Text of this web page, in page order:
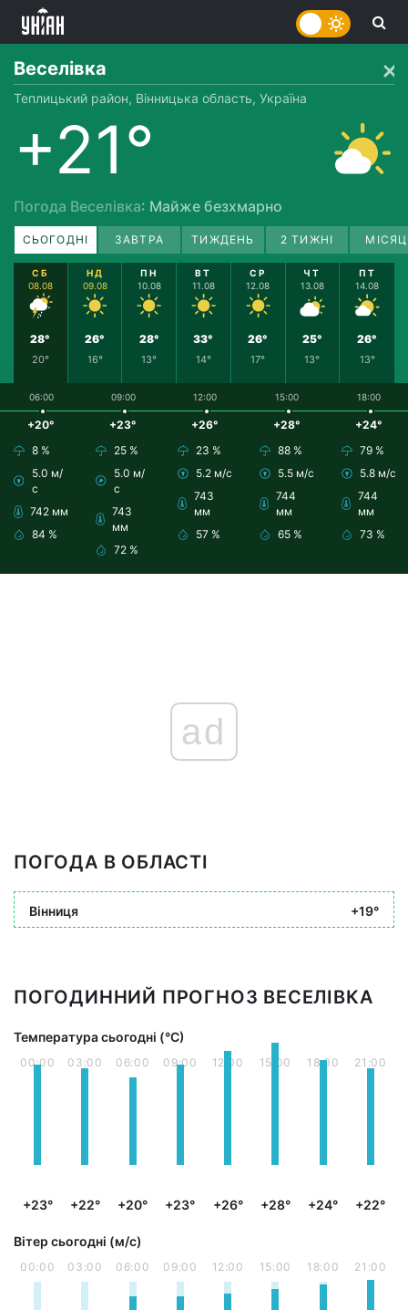
Веселівка
Теплицький район, Вінницька область, Україна
+21°
Погода Веселівка: Майже безхмарно
СЬОГОДНІ ЗАВТРА ТИЖДЕНЬ 2 ТИЖНІ
СБ
08.08
28°
20°
НД
09.08
26°
16°
ПН
10.08
28°
13°
ВТ
11.08
33°
14°
СР
12.08
26°
17°
ЧТ
13.08
25°
13°
ПТ
14.08
26°
13°
06:00
+20°
8 %
5.0 м/
с
742 мм
84 %
09:00
+23°
25 %
5.0 м/
с
743
мм
72 %
12:00
+26°
23 %
5.2 м/с
743
мм
57 %
15:00
+28°
88 %
5.5 м/с
744
мм
65 %
18:00
+24°
79 %
5.8 м/с
744
мм
73 %
ad
ПОГОДА В ОБЛАСТІ
Вінниця +19°
ПОГОДИННИЙ ПРОГНОЗ ВЕСЕЛІВКА
Температура сьогодні (°С)
00:00
+23°
03:00
+22°
06:00
+20°
09:00
+23°
12:00
+26°
15:00
+28°
18:00
+24°
21:00
+22°
Вітер сьогодні (м/с)
00:00 03:00 06:00 09:00 12:00 15:00 18:00 21:00